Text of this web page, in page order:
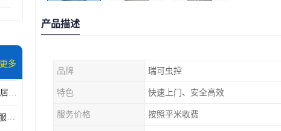
更多
江门市除甲醛 空气治理 新居除异味 除苯 装修后异味清除
江门除四害公司-免费上门服务-随叫随到
产品描述
品牌 瑞可虫控
特色 快速上门、安全高效
服务价格 按照平米收费